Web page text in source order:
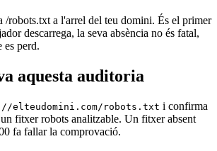
/robots.txt a l'arrel del teu domini. És el primer
descarrega, la seva absència no és fatal,
es perd.
aquesta auditoria
elteudomini.com/robots.txt i confirma
fitxer robots analitzable. Un fitxer absent
fa fallar la comprovació.